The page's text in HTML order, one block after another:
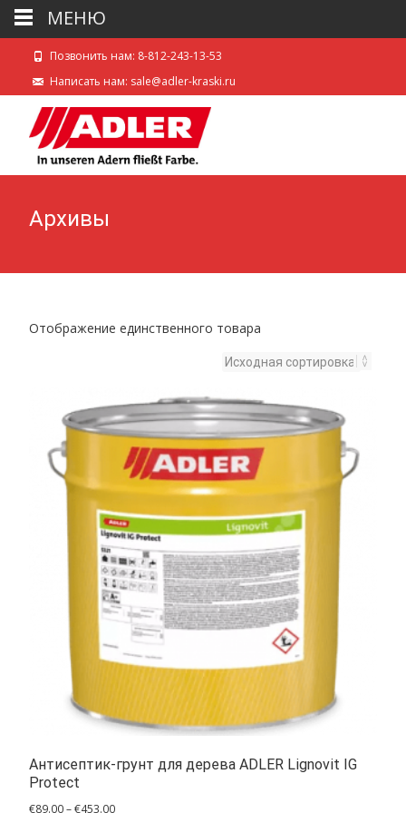
Позвонить нам: 8-812-243-13-53
Написать нам: sale@adler-kraski.ru
Архивы
Отображение единственного товара
Антисептик-грунт для дерева ADLER Lignovit IG
Protect
€89.00–€453.00Диапазон
МЕНЮ